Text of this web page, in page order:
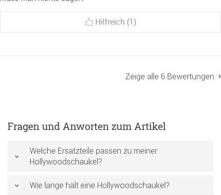
Hilfreich (1)
Zeige alle 6 Bewertungen
Fragen und Anworten zum Artikel
Welche Ersatzteile passen zu meiner
Hollywoodschaukel?
Wie lange hält eine Hollywoodschaukel?